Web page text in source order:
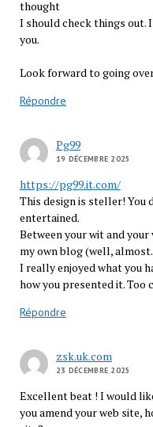
thought
I should check things out.
you.
Look forward to going
Répondre
Pg99
19 DÉCEMBRE 2025
https://pg99.it.com/
This design is steller! You
entertained.
Between your wit and
my own blog (well,
I really enjoyed what you
how you presented it. Too
Répondre
zsk.uk.com
23 DÉCEMBRE 2025
Excellent beat ! I would
you amend your web site,